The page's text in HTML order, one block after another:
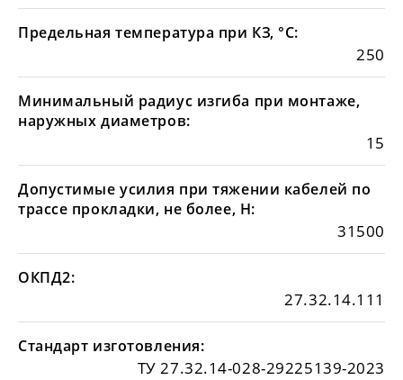
Предельная температура при КЗ, °С:
250
Минимальный радиус изгиба при монтаже,
наружных диаметров:
15
Допустимые усилия при тяжении кабелей по
трассе прокладки, не более, Н:
31500
ОКПД2:
27.32.14.111
Стандарт изготовления:
ТУ 27.32.14-028-29225139-2023